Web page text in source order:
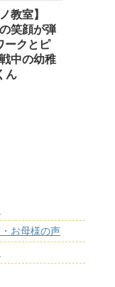
教室】
笑顔が弾
ークとピ
中の幼稚
ん
お母様の声